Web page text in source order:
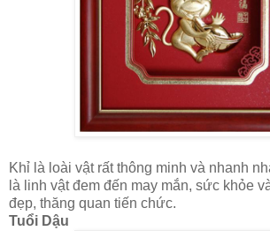
Khỉ là loài vật rất thông minh và nhanh
là linh vật đem đến may mắn, sức khỏe
đẹp, thăng quan tiến chức.
Tuổi Dậu